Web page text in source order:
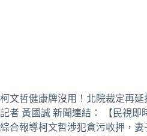
柯文哲健康牌沒用！北院裁定再
記者 黃國誠 新聞連結： 【民視即
綜合報導柯文哲涉犯貪污收押，